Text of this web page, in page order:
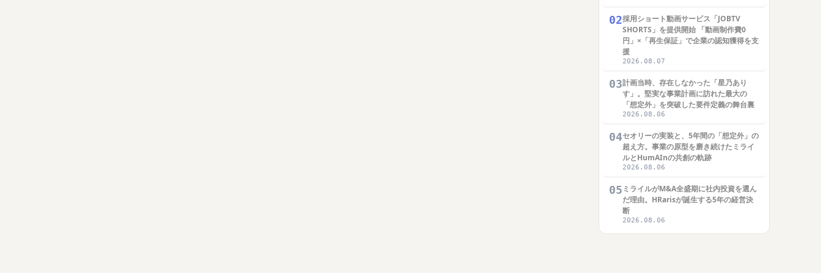
02採用ショート動画サービス「JOBTV
SHORTS」を提供開始 「動画制作費0
円」×「再生保証」で企業の認知獲得を支
援
2026.08.07
03計画当時、存在しなかった「星乃あり
す」。堅実な事業計画に訪れた最大の
「想定外」を突破した要件定義の舞台裏
2026.08.06
04セオリーの実装と、5年間の「想定外」の
超え方。事業の原型を磨き続けたミライ
ルとHumAInの共創の軌跡
2026.08.06
05 ミライルがM&A全盛期に社内投資を選ん
だ理由。HRarisが誕生する5年の経営決
断
2026.08.06